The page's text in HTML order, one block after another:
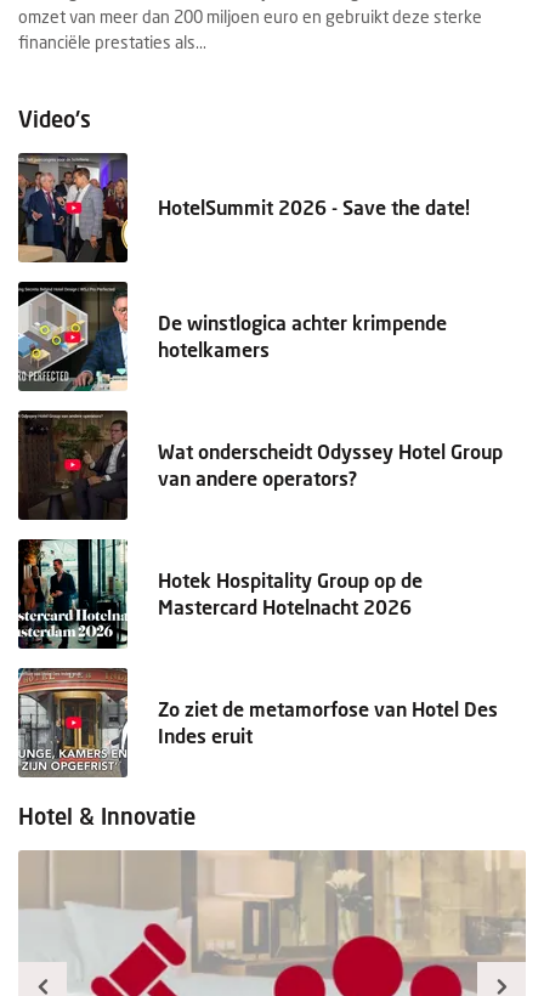
omzet van meer dan 200 miljoen euro en gebruikt deze sterke
financiële prestaties als...
Video's
HotelSummit 2026 - Save the date!
De winstlogica achter krimpende
hotelkamers
Wat onderscheidt Odyssey Hotel Group
van andere operators?
Hotek Hospitality Group op de
Mastercard Hotelnacht 2026
Zo ziet de metamorfose van Hotel Des
Indes eruit
Hotel & Innovatie